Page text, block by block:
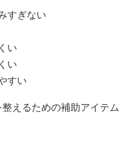
すぎない
い
い
すい
えるための補助アイテム